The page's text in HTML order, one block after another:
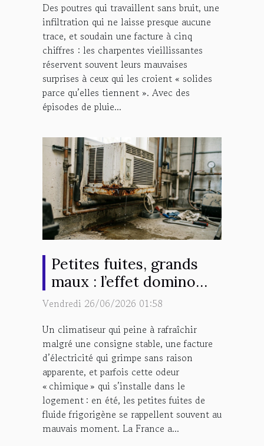
Des poutres qui travaillent sans bruit, une
infiltration qui ne laisse presque aucune
trace, et soudain une facture à cinq
chiffres : les charpentes vieillissantes
réservent souvent leurs mauvaises
surprises à ceux qui les croient « solides
parce qu’elles tiennent ». Avec des
épisodes de pluie...
Petites fuites, grands
maux : l’effet domino
sur la performance de la
Vendredi 26/06/2026 01:58
Un climatiseur qui peine à rafraîchir
malgré une consigne stable, une facture
d’électricité qui grimpe sans raison
apparente, et parfois cette odeur
« chimique » qui s’installe dans le
logement : en été, les petites fuites de
fluide frigorigène se rappellent souvent au
mauvais moment. La France a...